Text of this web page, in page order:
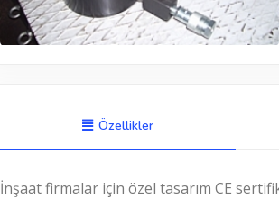
Özellikler
İnşaat firmalar için özel tasarım CE